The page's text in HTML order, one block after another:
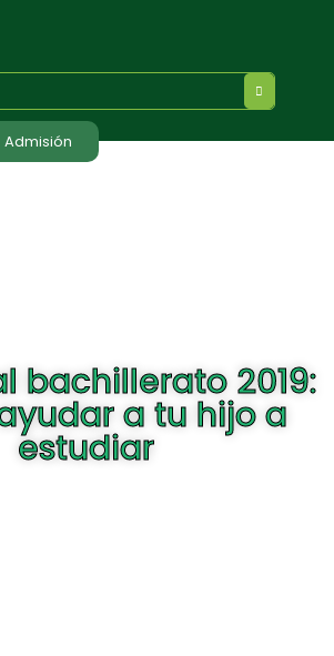
Admisión
bachillerato 2019:
a tu hijo a
estudiar